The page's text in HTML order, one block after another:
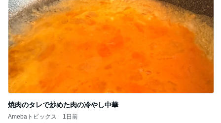
焼肉のタレで炒めた肉の冷やし中華
Amebaトピックス 1日前